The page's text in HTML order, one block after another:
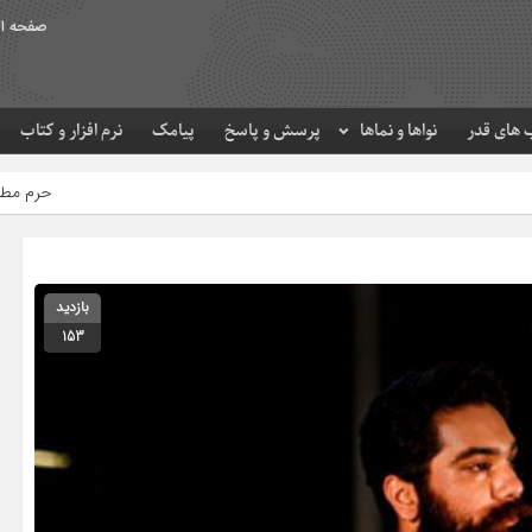
صفحه
قدر نواها و نماها پرسش و پاسخ پیامک نرم افزار و کتاب
حرم مطهر امام رضا (ع) در
بازدید
153